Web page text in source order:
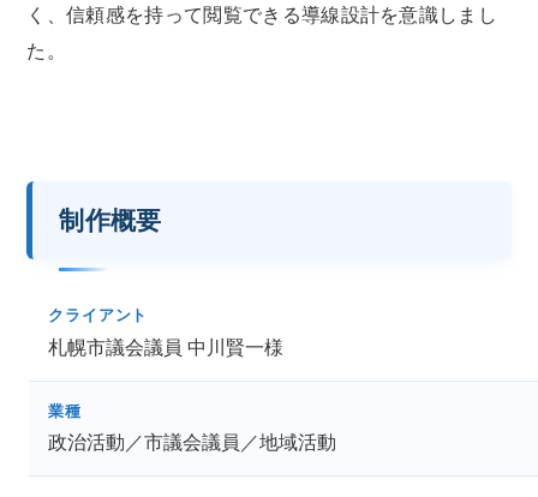
く、信頼感を持って閲覧できる導線設計を意識しまし
た。
制作概要
クライアント
札幌市議会議員 中川賢一様
業種
政治活動／市議会議員／地域活動